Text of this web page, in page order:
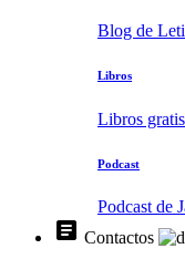
Blog de
Libros
Libros
Podcast
Podcast de
article Contactos